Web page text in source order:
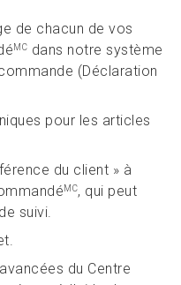
de chacun de vos
MC dans notre système
(Déclaration
pour les articles
du client » à
MC, qui peut
suivi.
du Centre